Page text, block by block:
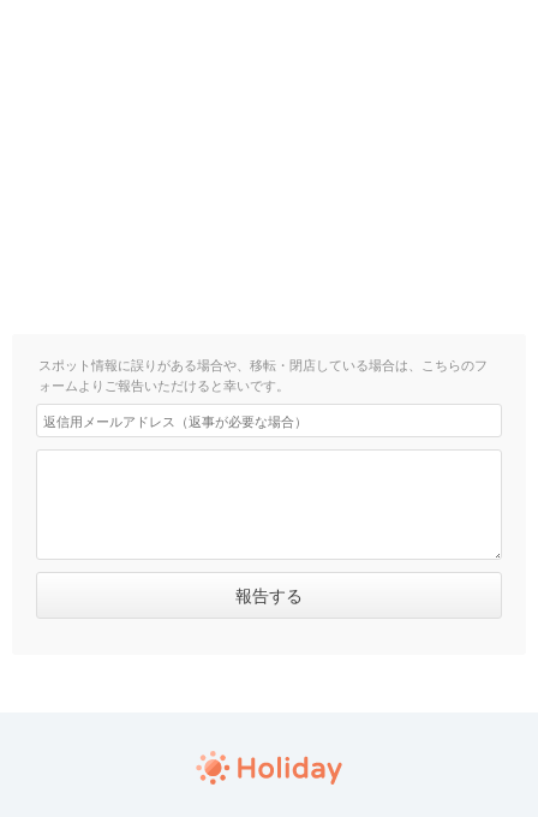
スポット情報に誤りがある場合や、移転・閉店している場合は、こちらのフ
ォームよりご報告いただけると幸いです。